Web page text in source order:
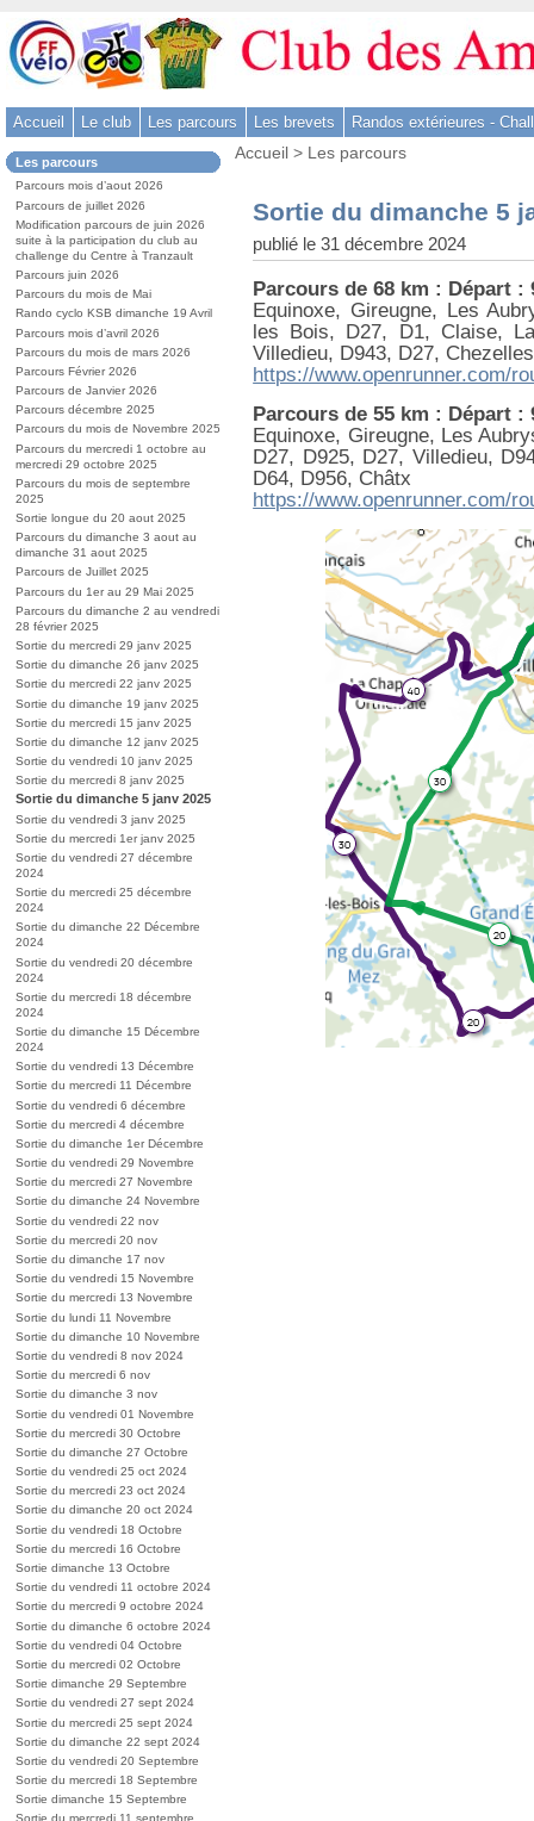
Aller
au
contenu
Aller
menu
-
Aller
à
la
recherche
Accueil Le club Les parcours Les brevets Randos extérieures -
Dans
la
rubrique
:
Les parcours
Parcours mois d’aout 2026
Parcours de juillet 2026
Modification parcours de juin 2026
suite à la participation du club au
challenge du Centre à Tranzault
Parcours juin 2026
Parcours du mois de Mai
Rando cyclo KSB dimanche 19 Avril
Parcours mois d’avril 2026
Parcours du mois de mars 2026
Parcours Février 2026
Parcours de Janvier 2026
Parcours décembre 2025
Parcours du mois de Novembre 2025
Parcours du mercredi 1 octobre au
mercredi 29 octobre 2025
Parcours du mois de septembre
2025
Sortie longue du 20 aout 2025
Parcours du dimanche 3 aout au
dimanche 31 aout 2025
Parcours de Juillet 2025
Parcours du 1er au 29 Mai 2025
Parcours du dimanche 2 au vendredi
28 février 2025
Sortie du mercredi 29 janv 2025
Sortie du dimanche 26 janv 2025
Sortie du mercredi 22 janv 2025
Sortie du dimanche 19 janv 2025
Sortie du mercredi 15 janv 2025
Sortie du dimanche 12 janv 2025
Sortie du vendredi 10 janv 2025
Sortie du mercredi 8 janv 2025
Sortie du dimanche 5 janv 2025
Sortie du vendredi 3 janv 2025
Sortie du mercredi 1er janv 2025
Sortie du vendredi 27 décembre
2024
Sortie du mercredi 25 décembre
2024
Sortie du dimanche 22 Décembre
2024
Sortie du vendredi 20 décembre
2024
Sortie du mercredi 18 décembre
2024
Sortie du dimanche 15 Décembre
2024
Sortie du vendredi 13 Décembre
Sortie du mercredi 11 Décembre
Sortie du vendredi 6 décembre
Sortie du mercredi 4 décembre
Sortie du dimanche 1er Décembre
Sortie du vendredi 29 Novembre
Sortie du mercredi 27 Novembre
Sortie du dimanche 24 Novembre
Sortie du vendredi 22 nov
Sortie du mercredi 20 nov
Sortie du dimanche 17 nov
Sortie du vendredi 15 Novembre
Sortie du mercredi 13 Novembre
Sortie du lundi 11 Novembre
Sortie du dimanche 10 Novembre
Sortie du vendredi 8 nov 2024
Sortie du mercredi 6 nov
Sortie du dimanche 3 nov
Sortie du vendredi 01 Novembre
Sortie du mercredi 30 Octobre
Sortie du dimanche 27 Octobre
Sortie du vendredi 25 oct 2024
Sortie du mercredi 23 oct 2024
Sortie du dimanche 20 oct 2024
Sortie du vendredi 18 Octobre
Sortie du mercredi 16 Octobre
Sortie dimanche 13 Octobre
Sortie du vendredi 11 octobre 2024
Sortie du mercredi 9 octobre 2024
Sortie du dimanche 6 octobre 2024
Sortie du vendredi 04 Octobre
Sortie du mercredi 02 Octobre
Sortie dimanche 29 Septembre
Sortie du vendredi 27 sept 2024
Sortie du mercredi 25 sept 2024
Sortie du dimanche 22 sept 2024
Sortie du vendredi 20 Septembre
Sortie du mercredi 18 Septembre
Sortie dimanche 15 Septembre
Vous
Accueil > Les parcours
Sortie du dimanche 5
publié le 31 décembre 2024
Parcours de 68 km : Départ :
Equinoxe, Gireugne, Les
les Bois, D27, D1, Claise,
Villedieu, D943, D27,
https://www.openrunner.com/
Parcours de 55 km : Départ :
Equinoxe, Gireugne, Les
D27, D925, D27, Villedieu,
D64, D956, Châtx
https://www.openrunner.com/